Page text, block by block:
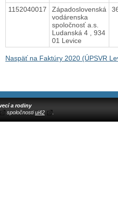
1152040017
Západoslovenská
vodárenska
spoločnosť a.s.
Ludanská 4 , 934
01 Levice
Naspäť na Faktúry 2020 (ÚPSVR
a rodiny
spoločnostiui42